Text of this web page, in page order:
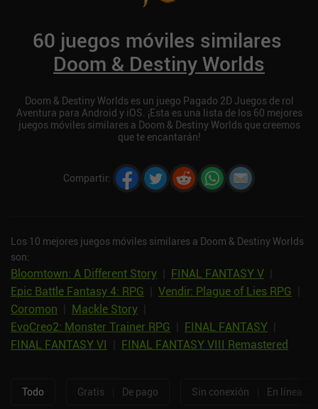
60 juegos móviles similares
Doom & Destiny Worlds
Doom & Destiny Worlds es un juego Pagado 2D Juegos de rol
Aventura para Android y iOS. ¡Esta es una lista de los 60 mejores
juegos móviles similares a Doom & Destiny Worlds que creemos
que te encantarán!
Compartir:
Los 10 mejores juegos móviles similares a Doom & Destiny Worlds
son:
Bloomtown: A Different Story FINAL FANTASY V
Epic Battle Fantasy 4: RPG
Vendir: Plague of Lies RPG
Coromon
Mackle Story
EvoCreo2: Monster Trainer RPG
FINAL FANTASY
FINAL FANTASY VI
FINAL FANTASY VIII Remastered
Todo Gratis De pago Sin conexión En línea